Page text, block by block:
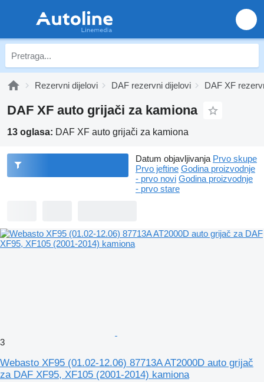
Rezervni dijelovi DAF rezervni dijelovi DAF XF
DAF XF auto grijači za kamiona
13 oglasa: DAF XF auto grijači za kamiona
Datum objavljivanja Prvo skupe
Prvo jeftine Godina proizvodnje
- prvo novi Godina proizvodnje
- prvo stare
3
Webasto XF95 (01.02-12.06) 87713A AT2000D auto grijač
za DAF XF95, XF105 (2001-2014) kamiona